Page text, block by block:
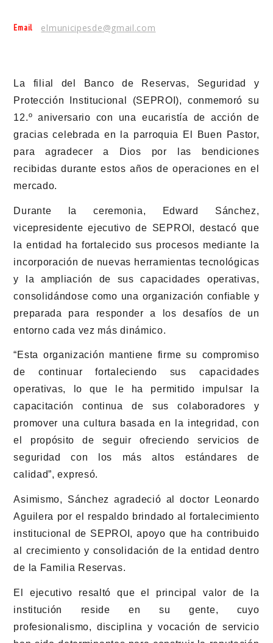
Email elmunicipesde@gmail.com
La filial del Banco de Reservas, Seguridad y
Protección Institucional (SEPROI), conmemoró su
12.º aniversario con una eucaristía de acción de
gracias celebrada en la parroquia El Buen Pastor,
para agradecer a Dios por las bendiciones
recibidas durante estos años de operaciones en el
mercado.
Durante la ceremonia, Edward Sánchez,
vicepresidente ejecutivo de SEPROI, destacó que
la entidad ha fortalecido sus procesos mediante la
incorporación de nuevas herramientas tecnológicas
y la ampliación de sus capacidades operativas,
consolidándose como una organización confiable y
preparada para responder a los desafíos de un
entorno cada vez más dinámico.
“Esta organización mantiene firme su compromiso
de continuar fortaleciendo sus capacidades
operativas, lo que le ha permitido impulsar la
capacitación continua de sus colaboradores y
promover una cultura basada en la integridad, con
el propósito de seguir ofreciendo servicios de
seguridad con los más altos estándares de
calidad”, expresó.
Asimismo, Sánchez agradeció al doctor Leonardo
Aguilera por el respaldo brindado al fortalecimiento
institucional de SEPROI, apoyo que ha contribuido
al crecimiento y consolidación de la entidad dentro
de la Familia Reservas.
El ejecutivo resaltó que el principal valor de la
institución reside en su gente, cuyo
profesionalismo, disciplina y vocación de servicio